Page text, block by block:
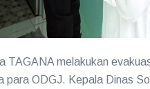
melakukan
para ODGJ. Kepala Dinas